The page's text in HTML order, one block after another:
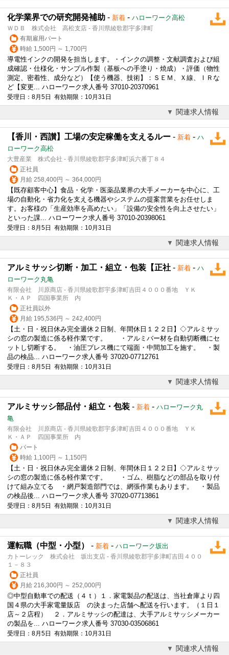
化学業界での研究開発補助 - 新着 - ハローワーク高松
ＷＤＢ 株式会社 高松支店 - 香川県綾歌郡宇多津町
有期雇用パート
時給 1,500円 ～ 1,700円
導電性インクの開発を担当します。・インクの調整・文献調査および組
成確認・仕様化・サンプル作製（基板への手塗り・焼成）・評価（物性
測定、密着性、成分など）【使う機器、技術】：ＳＥＭ、Ｘ線、ＩＲな
ど【変更... ハローワーク求人番号 37010-20370961
受理日：8月5日 有効期限：10月31日
関連求人情報
【香川・西讃】工場の安定稼働を支えるルー - 新着 - ハ
ローワーク高松
大豊産業 株式会社 - 香川県綾歌郡宇多津町浜六番丁８４
正社員
月給 258,400円 ～ 364,000円
【既存顧客中心】食品・化学・医薬品業界の大手メーカーを中心に、工
場の自動化・省力化を支える機器やシステムの提案営業をお任せしま
す。お客様の「生産効率を高めたい」「設備の安全性を向上させたい」
といった課... ハローワーク求人番号 37010-20398061
受理日：8月5日 有効期限：10月31日
関連求人情報
アルミサッシ切断・加工・組立・包装【正社 - 新着 - ハ
ローワーク丸亀
有限会社 川原商店 - 香川県綾歌郡宇多津町吉田４０００番地 ＹＫ
Ｋ・ＡＰ 四国事業所 内
正社員以外
月給 195,536円 ～ 242,400円
【土・日・祝日休み完全週休２日制、年間休日１２２日】◇アルミサッ
シの窓の製造に係る軽作業です。 ・アルミバー材を自動切断機にセ
ットし切断する。 ・油圧プレス機にて端面・中間加工を施す。 ・製
品の検品... ハローワーク求人番号 37020-07712761
受理日：8月5日 有効期限：10月31日
関連求人情報
アルミサッシ部品付・組立・包装 - 新着 - ハローワーク丸
亀
有限会社 川原商店 - 香川県綾歌郡宇多津町吉田４０００番地 ＹＫ
Ｋ・ＡＰ 四国事業所 内
パート
時給 1,100円 ～ 1,150円
【土・日・祝日休み完全週休２日制、年間休日１２２日】◇アルミサッ
シの窓の製造に係る軽作業です。 ・ゴム、樹脂などの部品を取り付
けて組み立てる ・網戸製造部門では、網張作業もあります。 ・製品
の検品後... ハローワーク求人番号 37020-07713861
受理日：8月5日 有効期限：10月31日
関連求人情報
運転職（中型・小型） - 新着 - ハローワーク坂出
カトーレック 株式会社 坂出支店 - 香川県綾歌郡宇多津町吉田４００
１－８３
正社員
月給 216,300円 ～ 252,000円
◎中型自動車での配送（４ｔ）１．家電製品の配送は、当社倉庫より四
国４県の大手家電量販店 の決まった店舗へ配送を行います。（１日１
店～２店程） ２．アルミサッシの配達は、大手アルミサッシメーカー
の製品を... ハローワーク求人番号 37030-03506861
受理日：8月5日 有効期限：10月31日
関連求人情報